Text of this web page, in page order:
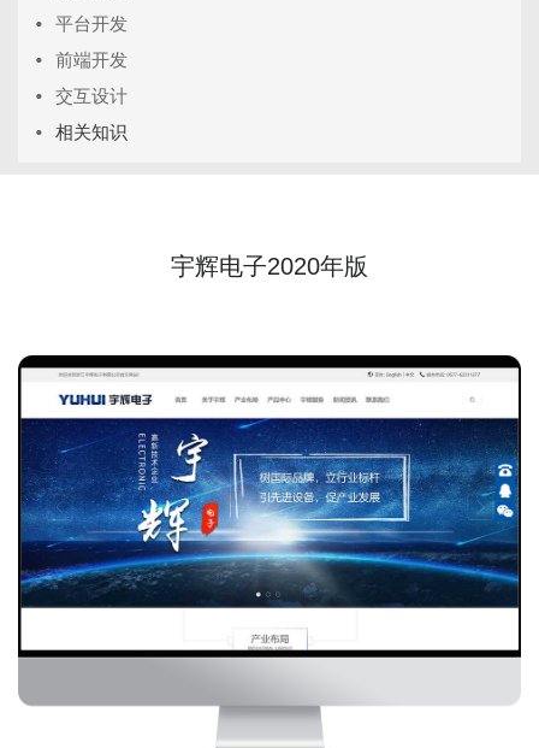
平台开发
前端开发
交互设计
相关知识
宇辉电子2020年版